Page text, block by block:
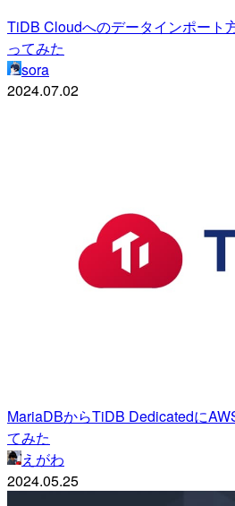
TiDB Cloudへのデータインポート
ってみた
sora
2024.07.02
MariaDBからTiDB Dedicatedに
てみた
えがわ
2024.05.25